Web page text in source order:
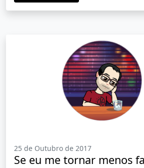
25 de Outubro de 2017
Se eu me tornar menos